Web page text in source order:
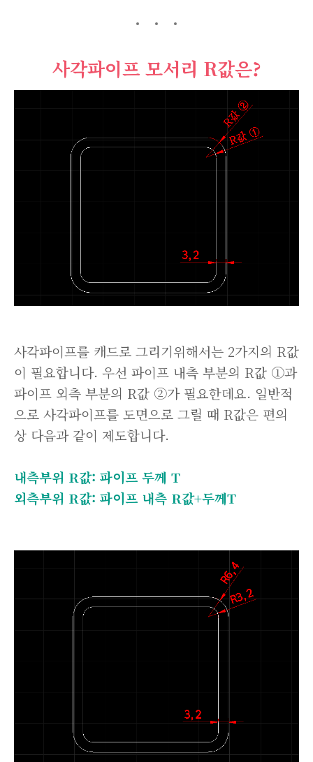
사각파이프 모서리 R값은?
사각파이프를 캐드로 그리기위해서는 2가지의 R값
이 필요합니다. 우선 파이프 내측 부분의 R값 ①과
파이프 외측 부분의 R값 ②가 필요한데요. 일반적
으로 사각파이프를 도면으로 그릴 때 R값은 편의
상 다음과 같이 제도합니다.
내측부위 R값: 파이프 두께 T
외측부위 R값: 파이프 내측 R값+두께T